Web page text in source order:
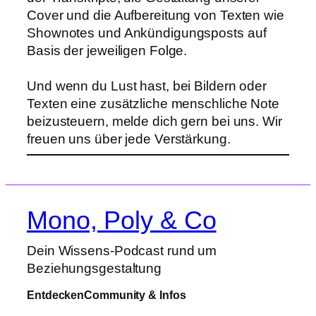
Cover und die Aufbereitung von Texten wie
Shownotes und Ankündigungsposts auf
Basis der jeweiligen Folge.
Und wenn du Lust hast, bei Bildern oder
Texten eine zusätzliche menschliche Note
beizusteuern, melde dich gern bei uns. Wir
freuen uns über jede Verstärkung.
Mono, Poly & Co
Dein Wissens-Podcast rund um
Beziehungsgestaltung
EntdeckenCommunity & Infos